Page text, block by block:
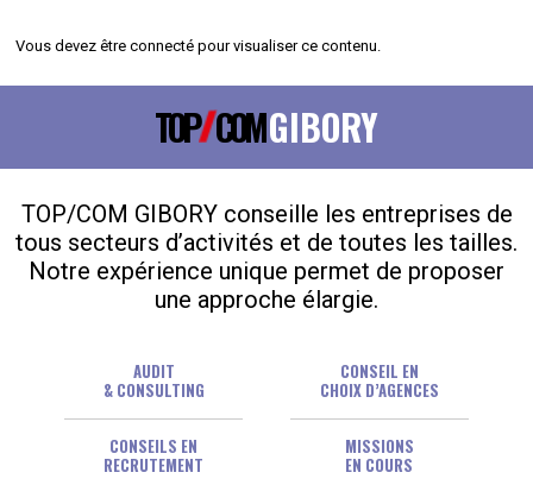
Vous devez être connecté pour visualiser ce contenu.
TOP COMGIBORY
TOP/COM GIBORY conseille les entreprises de
tous secteurs d’activités et de toutes les tailles.
Notre expérience unique permet de proposer
une approche élargie.
AUDIT
& CONSULTING
CONSEIL EN
CHOIX D’AGENCES
CONSEILS EN
RECRUTEMENT
MISSIONS
EN COURS